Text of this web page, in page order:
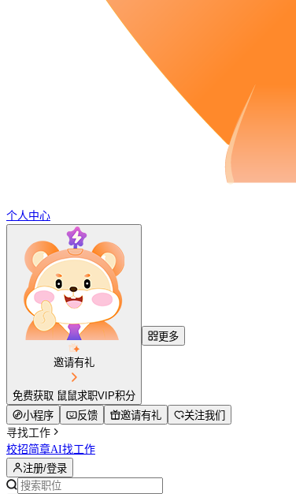
个人中心
邀请有礼
免费获取 鼠鼠求职VIP积分
更多
小程序 反馈 邀请有礼
关注我们
寻找工作
校招简章AI找工作
注册/登录